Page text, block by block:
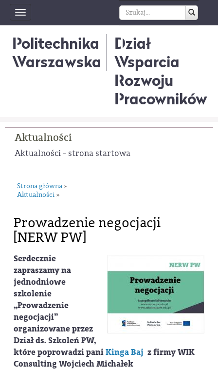
Toggle
navigation
Politechnika
Warszawska
Dział
Wsparcia
Rozwoju
Pracowników
Aktualności
Aktualności - strona startowa
Strona główna »
Aktualności »
Prowadzenie negocjacji
[NERW PW]
Serdecznie
zapraszamy na
jednodniowe
szkolenie
„Prowadzenie
negocjacji”
organizowane przez
Dział ds. Szkoleń PW,
które poprowadzi paniKinga Baj z firmy WIK
Consulting Wojciech Michałek